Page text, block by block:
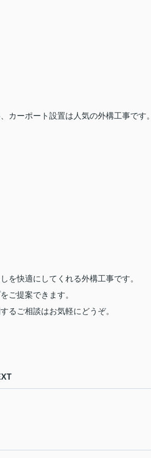
カーポート設置は人気の外構工事です。
を快適にしてくれる外構工事です。
ご提案できます。
るご相談はお気軽にどうぞ。